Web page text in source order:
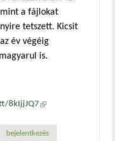
a fájlokat
tetszett. Kicsit
év végéig
is.
8kIjjJQ7(külső
bejelentkezés